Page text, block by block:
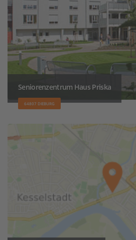
Seniorenzentrum Haus Priska
64807 DIEBURG